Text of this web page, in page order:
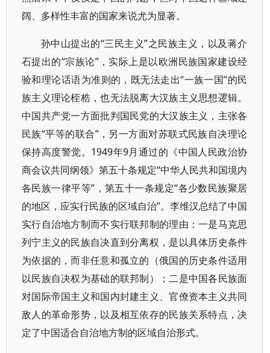
阔、多样性丰富的国家来说尤为显著。
孙中山提出的“三民主义”之民族主义，以及蒋介
石提出的“宗族论”，实际上是以欧洲民族国家建设经
验和理论话语为准则的，既无法走出“一族一国”的民
族主义理论桎梏，也无法脱离大汉族主义思想逻辑。
中国共产党一方面批判国民党的大汉族主义，主张各
民族“平等的联合”，另一方面对苏联式民族自决理论
保持高度警觉。1949年9月通过的《中国人民政治协
商会议共同纲领》第五十条规定“中华人民共和国境内
各民族一律平等”，第五十一条规定“各少数民族聚居
的地区，应实行民族的区域自治”。李维汉总结了中国
实行自治地方制而不实行联邦制的理由：一是马克思
列宁主义的民族自决直到分离权，是以具体历史条件
为依据的，而非任意和孤立的（俄国的历史条件适用
以民族自决权为基础的联邦制）；二是中国各民族面
对国际帝国主义和国内封建主义、官僚资本主义共同
敌人的革命形势，以及相互依存的民族关系特点，决
定了中国适合自治地方制的区域自治形式。